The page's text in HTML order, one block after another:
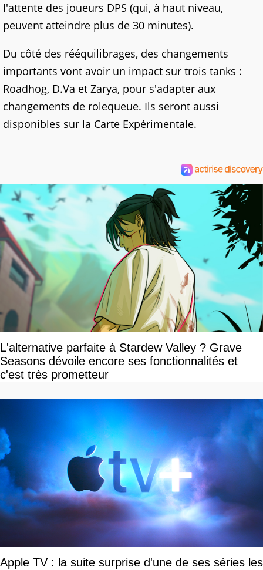
l'attente des joueurs DPS (qui, à haut niveau,
peuvent atteindre plus de 30 minutes).
Du côté des rééquilibrages, des changements
importants vont avoir un impact sur trois tanks :
Roadhog, D.Va et Zarya, pour s'adapter aux
changements de rolequeue. Ils seront aussi
disponibles sur la Carte Expérimentale.
L'alternative parfaite à Stardew Valley ? Grave
Seasons dévoile encore ses fonctionnalités et
c'est très prometteur
Apple TV : la suite surprise d'une de ses séries les